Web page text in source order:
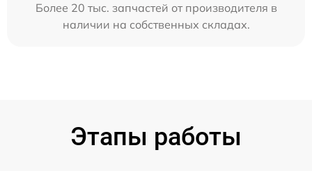
Более 20 тыс. запчастей от производителя в
наличии на собственных складах.
Этапы работы